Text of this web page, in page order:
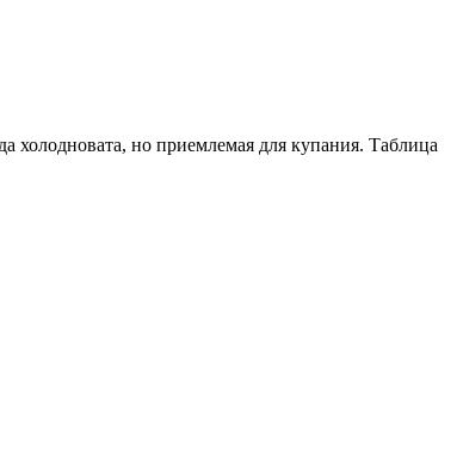
холодновата, но приемлемая для купания. Таблица